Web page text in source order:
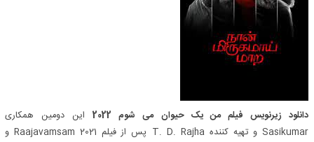
دانلود زیرنویس فیلم من یک حیوان می شوم 2022
این دومین همکاری
Sasikumar و تهیه کننده T. D. Rajha پس از فیلم 2021 Raajavamsam و